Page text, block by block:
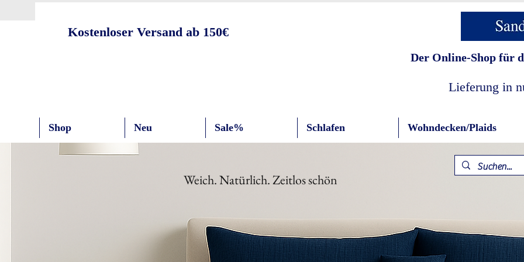
Kostenloser Versand ab 150€
Der Online-Shop für
Lieferung in
Shop Neu Sale% Schlafen Wohndecken/Plaids
Weich. Natürlich. Zeitlos schön